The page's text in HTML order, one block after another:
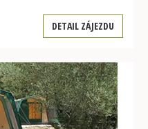
DETAIL ZÁJEZDU